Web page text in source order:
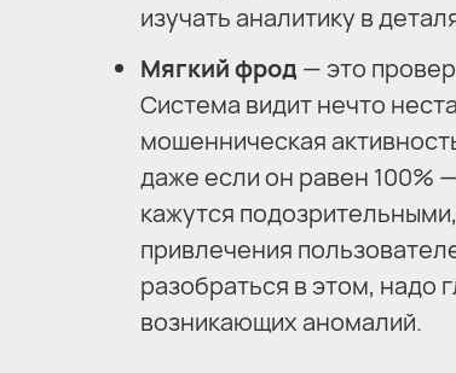
изучать аналитику в
Мягкий фрод — это
Система видит нечто
мошенническая
даже если он равен 100%
кажутся
привлечения
разобраться в этом, надо
возникающих аномалий.